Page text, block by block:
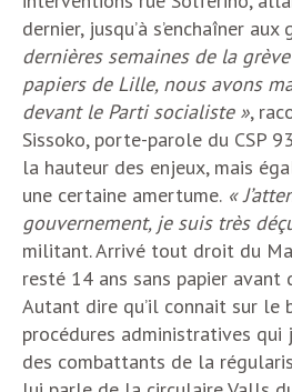
dernier, jusqu’à s’enchaîner aux
dernières semaines de la
papiers de Lille, nous avons
devant le Parti socialiste »,
Sissoko, porte-parole du CSP
la hauteur des enjeux, mais
une certaine amertume. «
gouvernement, je suis très
militant. Arrivé tout droit du
resté 14 ans sans papier avant
Autant dire qu’il connait sur le
procédures administratives
des combattants de la